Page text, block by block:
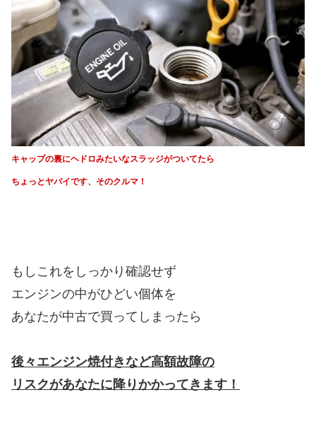
キャップの裏にヘドロみたいなスラッジがついてたら
ちょっとヤバイです、そのクルマ！
もしこれをしっかり確認せず
エンジンの中がひどい個体を
あなたが中古で買ってしまったら
後々エンジン焼付きなど高額故障の
リスクがあなたに降りかかってきます！